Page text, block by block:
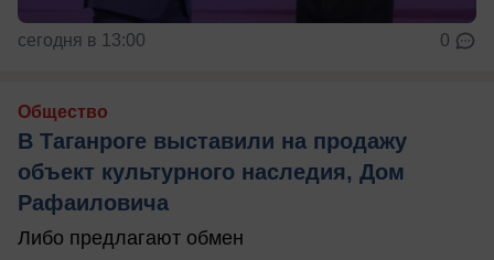
сегодня в 13:00 0
Общество
В Таганроге выставили на продажу
объект культурного наследия, Дом
Рафаиловича
Либо предлагают обмен